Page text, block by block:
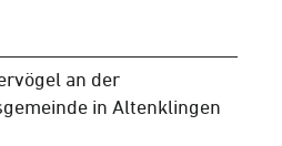
an der
in Altenklingen